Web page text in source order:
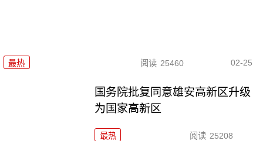
最热 阅读 25460 02-25
国务院批复同意雄安高新区升级
为国家高新区
最热 阅读 25208